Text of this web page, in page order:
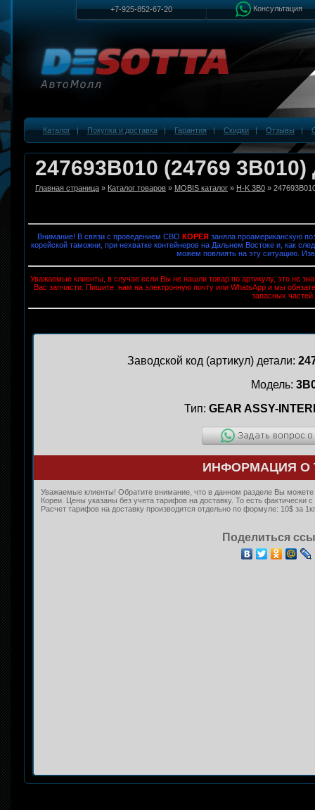
+7-925-852-67-20 Консультация
Каталог|Покупка и доставка|Гарантия|Скидки|Отзывы|
247693B010 (24769
Главная страница » Каталог товаров » MOBIS каталог » H-K 3B0 »
Внимание! В связи с проведением СВО КОРЕЯзаняла проамериканскую
корейской таможни, при нехватке контейнеров на Дальнем Востоке и, как
можем повлиять на эту ситуацию.
Уважаемые клиенты, в случае если Вы не нашли товар по артикулу, это не
Вас запчасти. Пишите нам на электронную почту или WhatsApp и мы
запасных частей.
Заводской код (артикул) детали:
Модель:
Тип: GEAR ASSY-
ИНФОРМАЦИЯ О
Уважаемые клиенты! Обратите внимание, что в данном разделе Вы можете
Кореи. Цены указаны без учета тарифов на доставку. То есть
Расчет тарифов на доставку производится отдельно по формуле: 10$ за
Поделиться